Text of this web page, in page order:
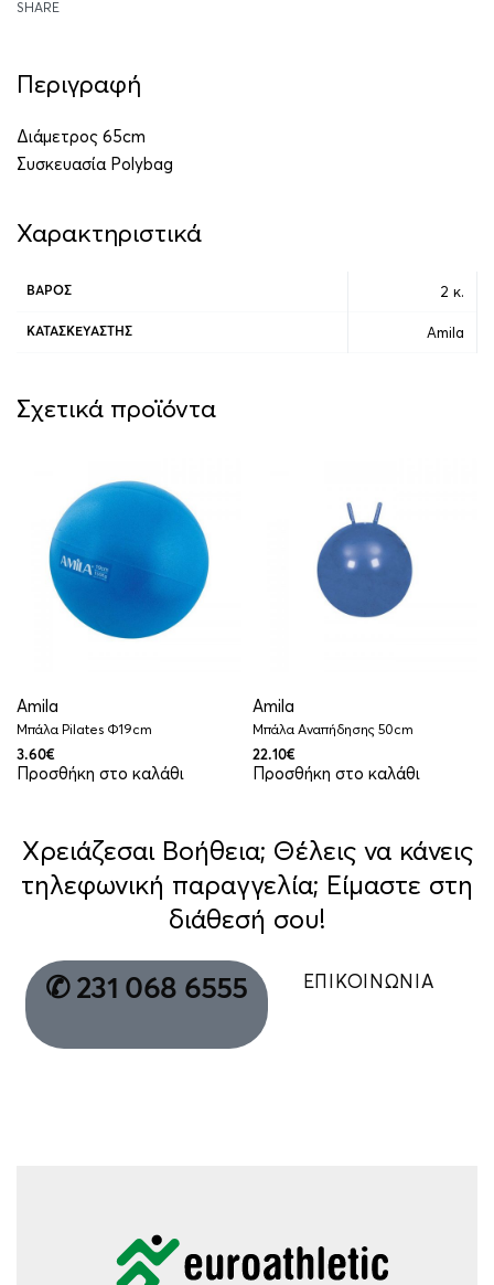
SHARE
Περιγραφή
Διάμετρος 65cm
Συσκευασία Polybag
Χαρακτηριστικά
ΒΆΡΟΣ 2 κ.
ΚΑΤΑΣΚΕΥΑΣΤΉΣ Amila
Σχετικά προϊόντα
Amila
Μπάλα Pilates Φ19cm
3.60€
Προσθήκη στο καλάθι
Amila
Μπάλα Αναπήδησης 50cm
22.10€
Προσθήκη στο καλάθι
Χρειάζεσαι Βοήθεια; Θέλεις να κάνεις
τηλεφωνική παραγγελία; Είμαστε στη
διάθεσή σου!
✆ 231 068 6555 ΕΠΙΚΟΙΝΩΝΙΑ